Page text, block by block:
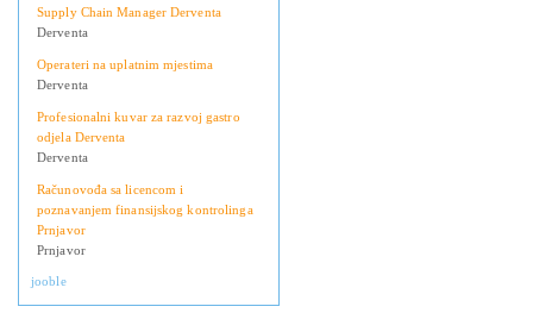
Supply Chain Manager Derventa
Derventa
Operateri na uplatnim mjestima
Derventa
Profesionalni kuvar za razvoj gastro
odjela Derventa
Derventa
Računovođa sa licencom i
poznavanjem finansijskog kontrolinga
Prnjavor
Prnjavor
jooble